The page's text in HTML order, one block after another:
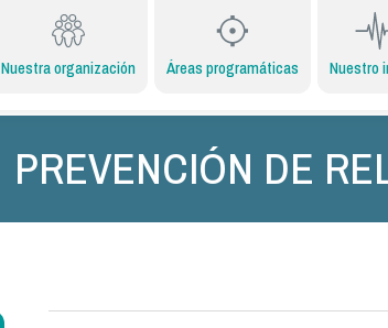
Nuestra organización Áreas programáticas Nuestro
PREVENCIÓN DE